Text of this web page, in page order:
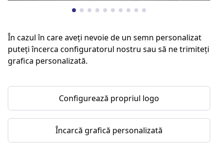
În cazul în care aveți nevoie de un semn personalizat
puteți încerca configuratorul nostru sau să ne trimiteți
grafica personalizată.
Configurează propriul logo
Încarcă grafică personalizată